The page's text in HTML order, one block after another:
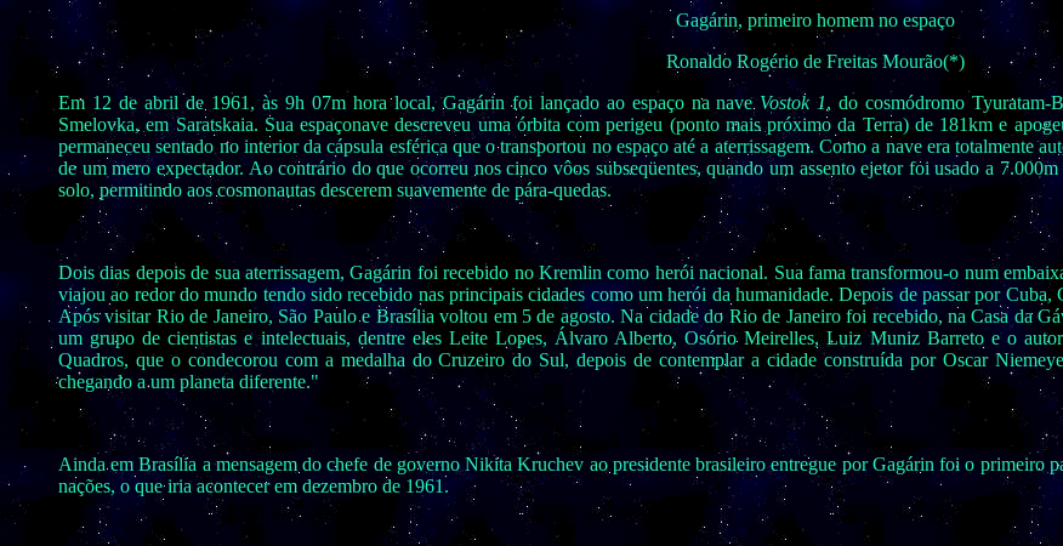
Gagárin, primeiro homem no espaço
Ronaldo Rogério de Freitas Mourão(*)
Em 12 de abril de 1961, às 9h 07m hora local, Gagárin foi lançado ao espaço na naveVostok 1, do cosmódromo Tyuratam-
Smelovka, em Saratskaia. Sua espaçonave descreveu uma órbita com perigeu (ponto mais próximo da Terra) de 181km e
permaneceu sentado no interior da cápsula esférica que o transportou no espaço até a aterrissagem. Como a nave era
de um mero expectador. Ao contrário do que ocorreu nos cinco vôos subseqüentes, quando um assento ejetor foi usado a
solo, permitindo aos cosmonautas descerem suavemente de pára-quedas.
Dois dias depois de sua aterrissagem, Gagárin foi recebido no Kremlin como herói nacional. Sua fama transformou-o num
viajou ao redor do mundo tendo sido recebido nas principais cidades como um herói da humanidade. Depois de passar por
Após visitar Rio de Janeiro, São Paulo e Brasília voltou em 5 de agosto. Na cidade do Rio de Janeiro foi recebido, na Casa da
um grupo de cientistas e intelectuais, dentre eles Leite Lopes, Álvaro Alberto, Osório Meirelles, Luiz Muniz Barreto e o
Quadros, que o condecorou com a medalha do Cruzeiro do Sul, depois de contemplar a cidade construída por Oscar
chegando a um planeta diferente."
Ainda em Brasília a mensagem do chefe de governo Nikita Kruchev ao presidente brasileiro entregue por Gagárin foi o primeiro
nações, o que iria acontecer em dezembro de 1961.